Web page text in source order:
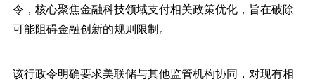
令，核心聚焦金融科技领域支付相关政策优化，旨在破除
可能阻碍金融创新的规则限制。
该行政令明确要求美联储与其他监管机构协同，对现有相